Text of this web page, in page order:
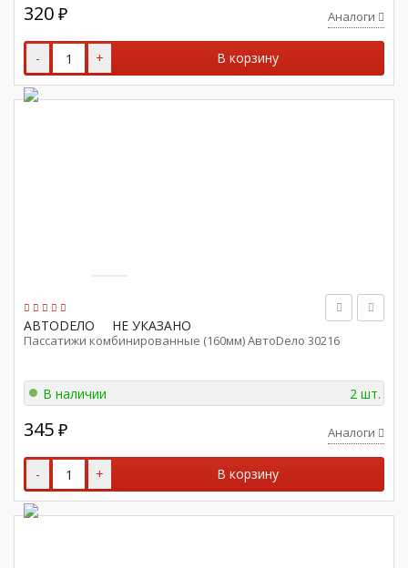
320 ₽ Аналоги
- + В корзину
АВТОDЕЛО НЕ УКАЗАНО
Пассатижи комбинированные (160мм) АвтоDело 30216
В наличии 2 шт.
345 ₽ Аналоги
- + В корзину